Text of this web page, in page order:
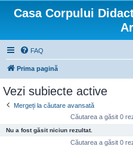
Casa Corpului
FAQ
Prima pagină
Vezi subiecte active
Mergeți la căutare avansată
Căutarea a găsit 0
Nu a fost găsit niciun rezultat.
Căutarea a găsit 0